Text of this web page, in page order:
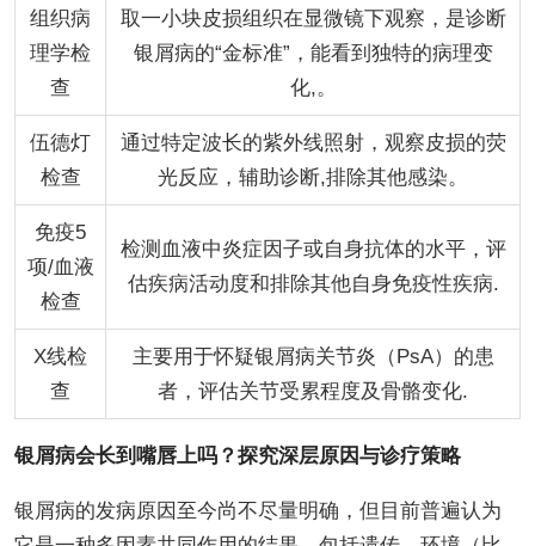
组织病
理学检
查
取一小块皮损组织在显微镜下观察，是诊断
银屑病的“金标准”，能看到独特的病理变
化,。
伍德灯
检查
通过特定波长的紫外线照射，观察皮损的荧
光反应，辅助诊断,排除其他感染。
免疫5
项/血液
检查
检测血液中炎症因子或自身抗体的水平，评
估疾病活动度和排除其他自身免疫性疾病.
X线检
查
主要用于怀疑银屑病关节炎（PsA）的患
者，评估关节受累程度及骨骼变化.
银屑病会长到嘴唇上吗？探究深层原因与诊疗策略
银屑病的发病原因至今尚不尽量明确，但目前普遍认为